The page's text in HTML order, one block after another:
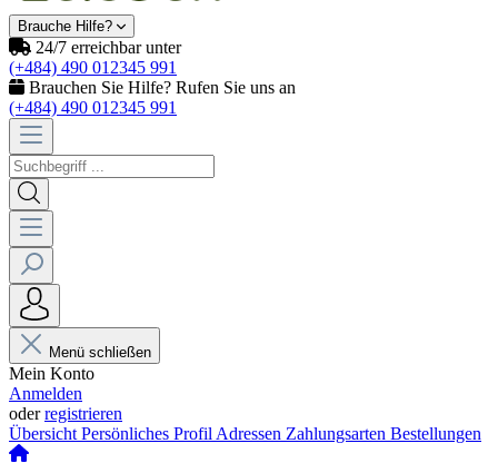
Brauche Hilfe?
24/7 erreichbar unter
(+484) 490 012345 991
Brauchen Sie Hilfe? Rufen Sie uns an
(+484) 490 012345 991
Menü schließen
Mein Konto
Anmelden
oderregistrieren
Übersicht Persönliches Profil Adressen Zahlungsarten Bestellungen